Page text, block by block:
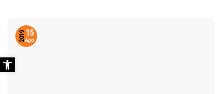
15
Ago
2019
Abrir barra de herramientas